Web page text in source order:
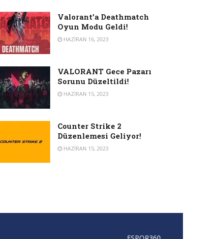
Valorant’a Deathmatch
Oyun Modu Geldi!
HAZIRAN 16, 2023
VALORANT Gece Pazarı
Sorunu Düzeltildi!
HAZIRAN 15, 2023
Counter Strike 2
Düzenlemesi Geliyor!
HAZIRAN 15, 2023